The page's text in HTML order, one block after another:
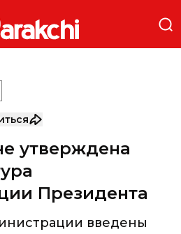
утверждена
Президента
введены